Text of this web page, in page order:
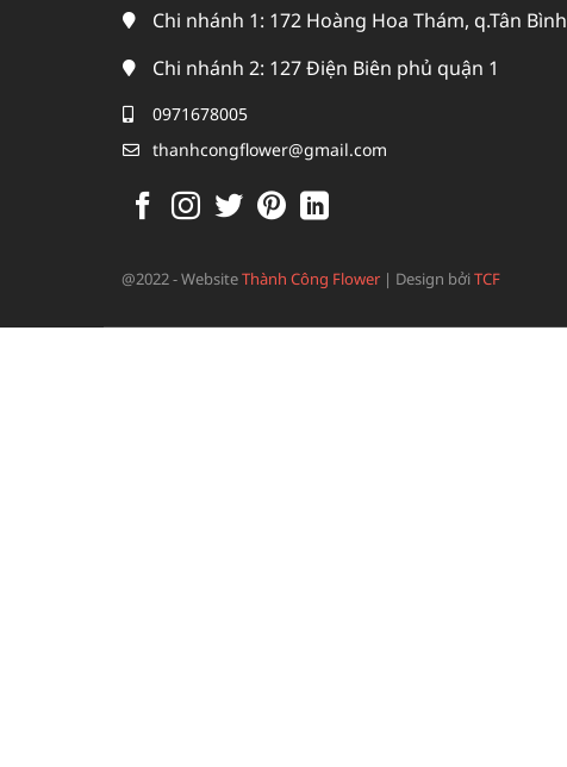
Chi nhánh 1: 172 Hoàng Hoa Thám, q.Tân Bình
Chi nhánh 2: 127 Điện Biên phủ quận 1
0971678005
thanhcongflower@gmail.com
@2022 - WebsiteThành Công Flower | Design bởiTCF